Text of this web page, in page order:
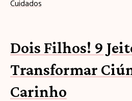
Cuidados
Dois Filhos! 9
Transformar
Carinho